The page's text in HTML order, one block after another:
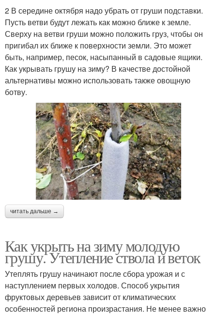
2 В середине октября надо убрать от груши подставки.
Пусть ветви будут лежать как можно ближе к земле.
Сверху на ветви груши можно положить груз, чтобы он
пригибал их ближе к поверхности земли. Это может
быть, например, песок, насыпанный в садовые ящики.
Как укрывать грушу на зиму? В качестве достойной
альтернативы можно использовать также овощную
ботву.
читать дальше →
Как укрыть на зиму молодую
грушу. Утепление ствола и веток
Утеплять грушу начинают после сбора урожая и с
наступлением первых холодов. Способ укрытия
фруктовых деревьев зависит от климатических
особенностей региона произрастания. Не менее важно